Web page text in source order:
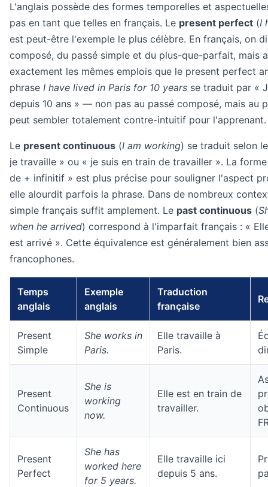
L'anglais possède des formes temporelles et
pas en tant que telles en français. Le present perfect (I
est peut-être l'exemple le plus célèbre. En français, on
composé, du passé simple et du plus-que-parfait, mais
exactement les mêmes emplois que le present perfect
phrase I have lived in Paris for 10 years se traduit par «
depuis 10 ans » — non pas au passé composé, mais au
peut sembler totalement contre-intuitif pour l'apprenant.
Le present continuous (I am working) se traduit selon
je travaille » ou « je suis en train de travailler ». La
de + infinitif » est plus précise pour souligner l'aspect
elle alourdit parfois la phrase. Dans de nombreux
simple français suffit amplement. Le past continuous (
when he arrived) correspond à l'imparfait français : «
est arrivé ». Cette équivalence est généralement bien
francophones.
Temps
anglais
Exemple
anglais
Traduction
française
Present
Simple
She works in
Paris.
Elle travaille à
Paris.
Present
Continuous
She is
working
now.
Elle est en train de
travailler.
Present
Perfect
She has
worked here
for 5 years.
Elle travaille ici
depuis 5 ans.